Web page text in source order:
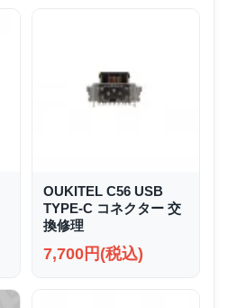
OUKITEL C56 USB
TYPE-C コネクター 交
換修理
7,700円(税込)